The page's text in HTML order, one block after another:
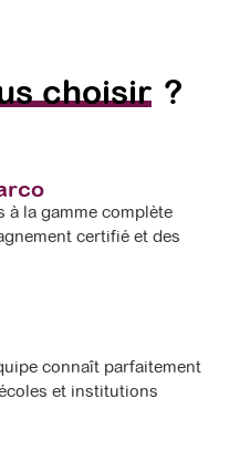
choisir ?
à la gamme complète
certifié et des
connaît parfaitement
et institutions